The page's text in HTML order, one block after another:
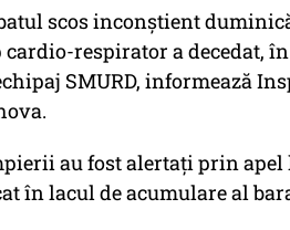
scos inconştient
cardio-respirator a decedat,
SMURD, informează
au fost alertaţi prin apel
în lacul de acumulare al